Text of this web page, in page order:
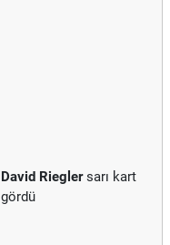
David Rieglersarı kart
gördü